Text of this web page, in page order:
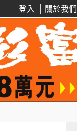
關於我們
登入